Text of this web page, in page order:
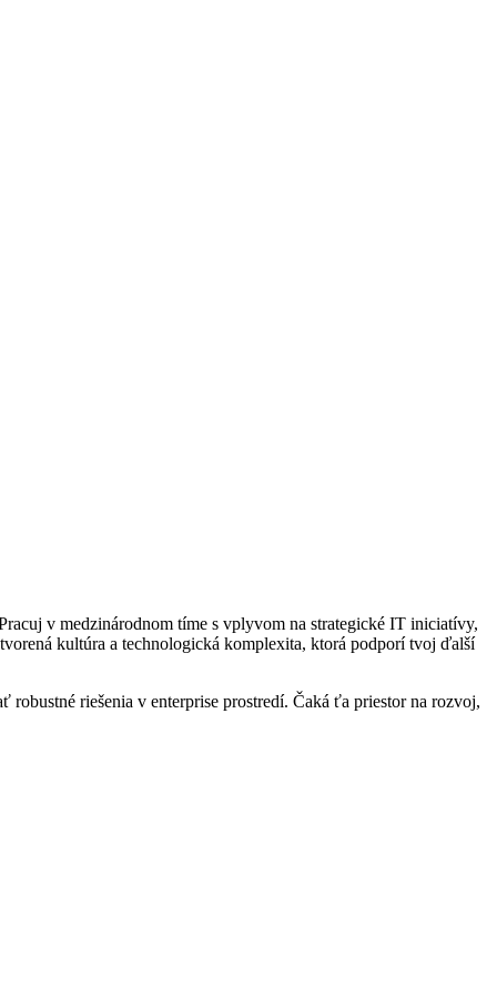
v medzinárodnom tíme s vplyvom na strategické IT iniciatívy,
kultúra a technologická komplexita, ktorá podporí tvoj ďalší
riešenia v enterprise prostredí. Čaká ťa priestor na rozvoj,